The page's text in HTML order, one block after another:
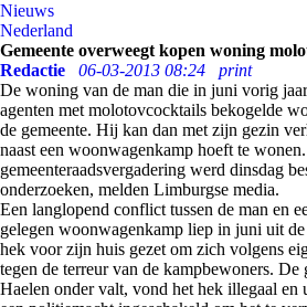
Nieuws
Nederland
Gemeente overweegt kopen woning
Redactie
06-03-2013 08:24
print
De woning van de man die in juni vorig
agenten met molotovcocktails bekogelde
de gemeente. Hij kan dan met zijn gezin
naast een woonwagenkamp hoeft te
gemeenteraadsvergadering werd dinsdag
onderzoeken, melden Limburgse media.
Een langlopend conflict tussen de man en
gelegen woonwagenkamp liep in juni uit
hek voor zijn huis gezet om zich volgens
tegen de terreur van de kampbewoners. De
Haelen onder valt, vond het hek illegaal